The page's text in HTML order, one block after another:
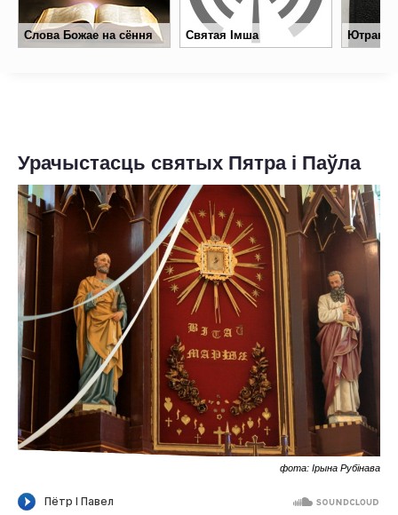
ПРА НАС
Слова Божае на сёння Святая Імша Ютрань
Урачыстасць святых Пятра і Паўла
фота: Ірына Рубінава